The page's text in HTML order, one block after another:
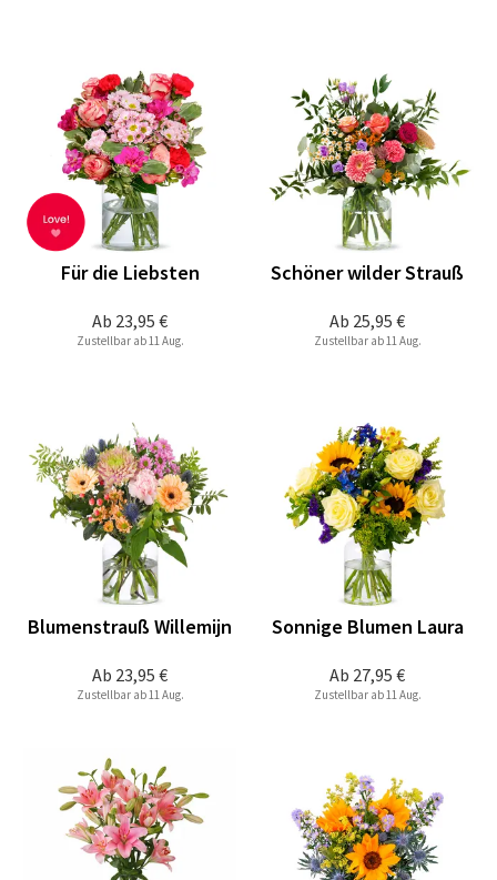
Ab 23,95 €
Für die Liebsten
Zustellbar ab 11 Aug.
Ab 25,95 €
Schöner wilder Strauß
Zustellbar ab 11 Aug.
Ab 23,95 €
Blumenstrauß Willemijn
Zustellbar ab 11 Aug.
Ab 27,95 €
Sonnige Blumen Laura
Zustellbar ab 11 Aug.